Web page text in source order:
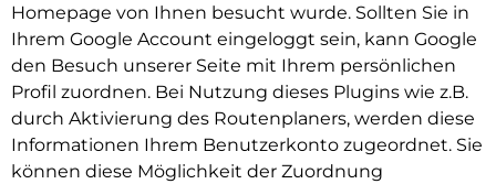
Homepage von Ihnen besucht wurde. Sollten Sie in
Ihrem Google Account eingeloggt sein, kann Google
den Besuch unserer Seite mit Ihrem persönlichen
Profil zuordnen. Bei Nutzung dieses Plugins wie z.B.
durch Aktivierung des Routenplaners, werden diese
Informationen Ihrem Benutzerkonto zugeordnet. Sie
können diese Möglichkeit der Zuordnung